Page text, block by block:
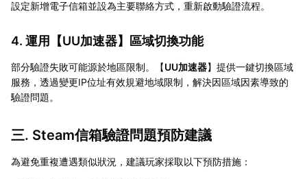
設定新增電子信箱並設為主要聯絡方式，重新啟動驗證流程。
4. 運用【UU加速器】區域切換功能
部分驗證失敗可能源於地區限制。【UU加速器】提供一鍵切換區域
服務，透過變更IP位址有效規避地域限制，解決因區域因素導致的
驗證問題。
三. Steam信箱驗證問題預防建議
為避免重複遭遇類似狀況，建議玩家採取以下預防措施：